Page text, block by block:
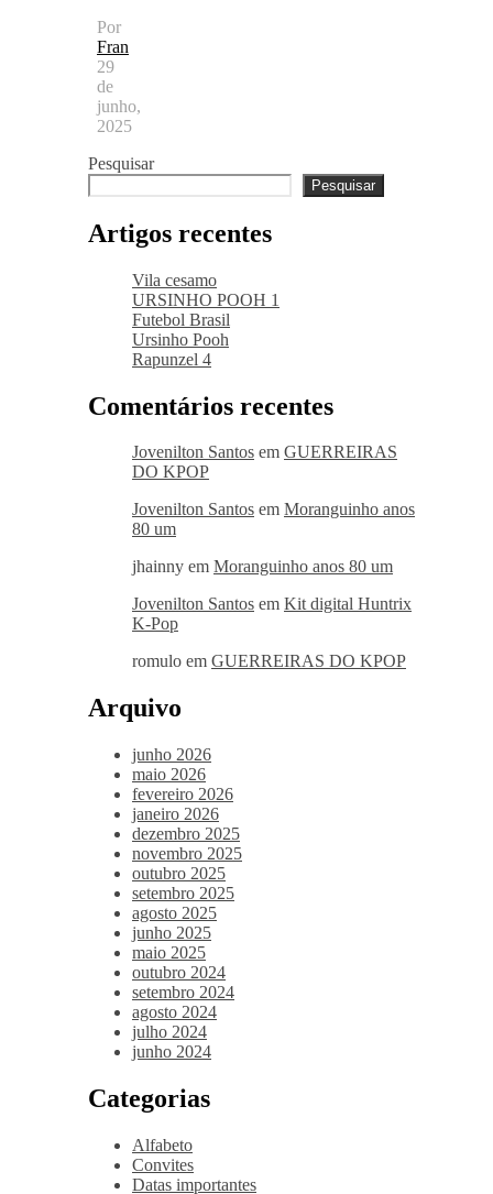
Por
Fran
29
de
junho,
2025
Pesquisar
Pesquisar
Artigos recentes
Vila cesamo
URSINHO POOH 1
Futebol Brasil
Ursinho Pooh
Rapunzel 4
Comentários recentes
Jovenilton Santos em GUERREIRAS
DO KPOP
Jovenilton Santos em Moranguinho anos
80 um
jhainny em Moranguinho anos 80 um
Jovenilton Santos em Kit digital Huntrix
K-Pop
romulo em GUERREIRAS DO KPOP
Arquivo
junho 2026
maio 2026
fevereiro 2026
janeiro 2026
dezembro 2025
novembro 2025
outubro 2025
setembro 2025
agosto 2025
junho 2025
maio 2025
outubro 2024
setembro 2024
agosto 2024
julho 2024
junho 2024
Categorias
Alfabeto
Convites
Datas importantes